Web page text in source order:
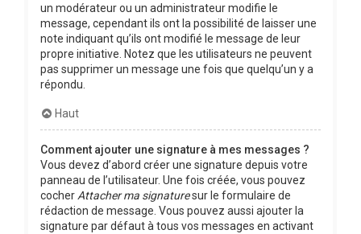
un modérateur ou un administrateur modifie le
message, cependant ils ont la possibilité de laisser une
note indiquant qu’ils ont modifié le message de leur
propre initiative. Notez que les utilisateurs ne peuvent
pas supprimer un message une fois que quelqu’un y a
répondu.
Haut
Comment ajouter une signature à mes messages ?
Vous devez d’abord créer une signature depuis votre
panneau de l’utilisateur. Une fois créée, vous pouvez
cocher Attacher ma signaturesur le formulaire de
rédaction de message. Vous pouvez aussi ajouter la
signature par défaut à tous vos messages en activant